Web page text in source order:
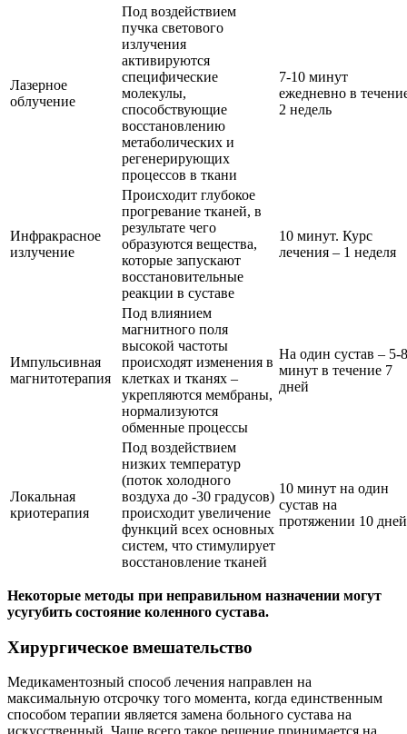
Лазерное
облучение
Под воздействием
пучка светового
излучения
активируются
специфические
молекулы,
способствующие
восстановлению
метаболических и
регенерирующих
процессов в ткани
7-10 минут
ежедневно в
2 недель
Инфракрасное
излучение
Происходит глубокое
прогревание тканей, в
результате чего
образуются вещества,
которые запускают
восстановительные
реакции в суставе
10 минут. Курс
лечения – 1 неделя
Импульсивная
магнитотерапия
Под влиянием
магнитного поля
высокой частоты
происходят изменения в
клетках и тканях –
укрепляются мембраны,
нормализуются
обменные процессы
На один сустав – 5-8
минут в течение 7
дней
Локальная
криотерапия
Под воздействием
низких температур
(поток холодного
воздуха до -30 градусов)
происходит увеличение
функций всех основных
систем, что стимулирует
восстановление тканей
10 минут на один
сустав на
протяжении 10 дней
Некоторые методы при неправильном назначении могут
усугубить состояние коленного сустава.
Хирургическое вмешательство
Медикаментозный способ лечения направлен на
максимальную отсрочку того момента, когда единственным
способом терапии является замена больного сустава на